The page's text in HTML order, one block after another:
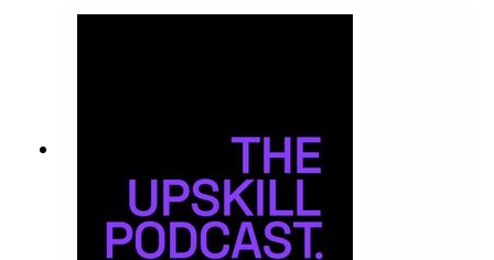
och värderar kompetens för att möta en